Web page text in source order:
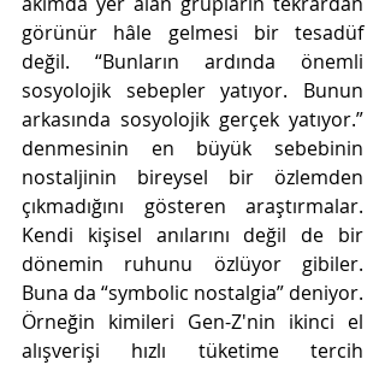
görünür hâle gelmesi bir tesadüf
değil. “Bunların ardında önemli
sosyolojik sebepler yatıyor. Bunun
arkasında sosyolojik gerçek yatıyor.”
denmesinin en büyük sebebinin
nostaljinin bireysel bir özlemden
çıkmadığını gösteren araştırmalar.
Kendi kişisel anılarını değil de bir
dönemin ruhunu özlüyor gibiler.
Buna da “symbolic nostalgia” deniyor.
Örneğin kimileri Gen-Z'nin ikinci el
alışverişi hızlı tüketime tercih